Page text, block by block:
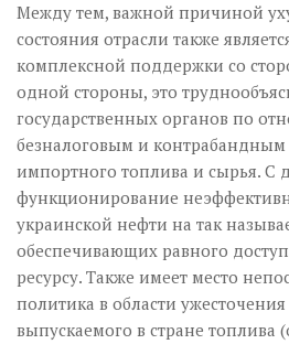
Между тем, важной причиной
состояния отрасли также
комплексной поддержки со
одной стороны, это
государственных органов по
безналоговым и контрабандным
импортного топлива и сырья. С
функционирование
украинской нефти на так
обеспечивающих равного
ресурсу. Также имеет место
политика в области ужесточения
выпускаемого в стране топлива